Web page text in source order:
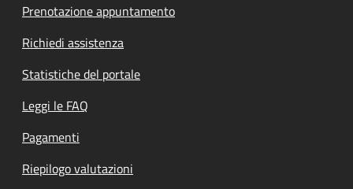
Prenotazione appuntamento
Richiedi assistenza
Statistiche del portale
Leggi le FAQ
Pagamenti
Riepilogo valutazioni